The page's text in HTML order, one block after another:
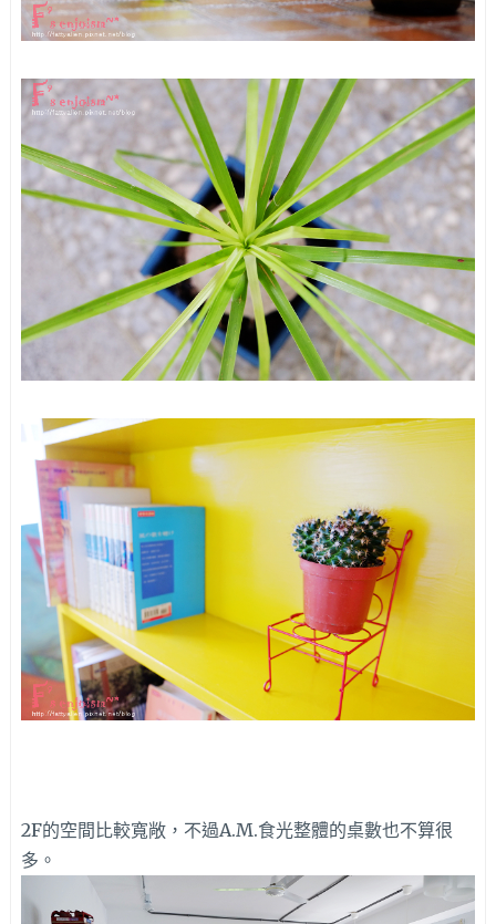
2F的空間比較寬敞，不過A.M.食光整體的桌數也不算很
多。